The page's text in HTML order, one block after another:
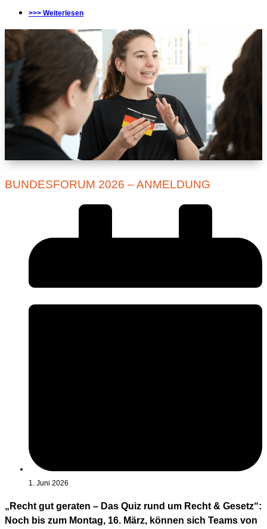
>>> Weiterlesen
BUNDESFORUM 2026 – ANMELDUNG
1. Juni 2026
„Recht gut geraten – Das Quiz rund um Recht & Gesetz“:
Noch bis zum Montag, 16. März, können sich Teams von